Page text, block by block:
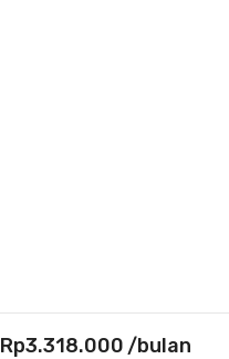
Rp3.318.000 /bulan